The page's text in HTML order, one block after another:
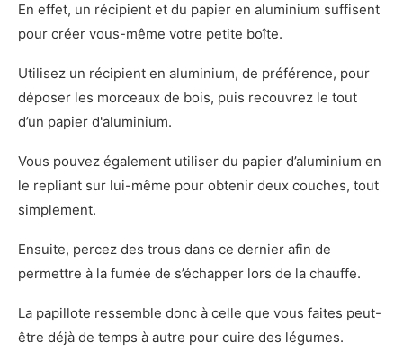
En effet, un récipient et du papier en aluminium suffisent
pour créer vous-même votre petite boîte.
Utilisez un récipient en aluminium, de préférence, pour
déposer les morceaux de bois, puis recouvrez le tout
d’un papier d'aluminium.
Vous pouvez également utiliser du papier d’aluminium en
le repliant sur lui-même pour obtenir deux couches, tout
simplement.
Ensuite, percez des trous dans ce dernier afin de
permettre à la fumée de s’échapper lors de la chauffe.
La papillote ressemble donc à celle que vous faites peut-
être déjà de temps à autre pour cuire des légumes.